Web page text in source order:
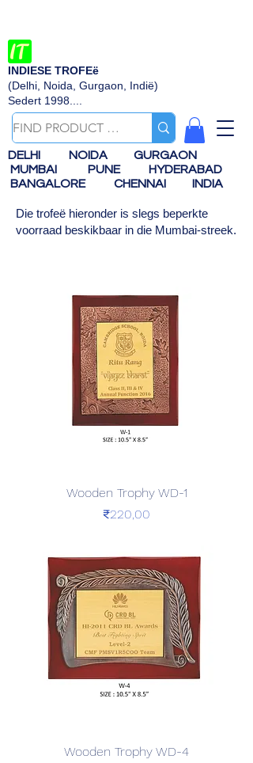
INDIESE TROFEë
(Delhi, Noida, Gurgaon, Indië)
Sedert 1998....
DELHI NOIDA
GURGAON
MUMBAI
PUNE
HYDERABAD
BANGALORE
CHENNAI INDIA
Die trofeë hieronder is slegs beperkte
voorraad beskikbaar in die Mumbai-streek.
Wooden Trophy WD-1
Price
₹220,00
Wooden Trophy WD-4